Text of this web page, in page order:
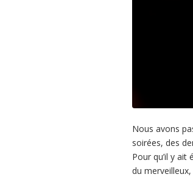
Nous avons
soirées, des
Pour qu’il y
du